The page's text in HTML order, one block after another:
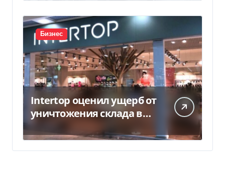
Бизнес
Intertop оценил ущерб от
уничтожения склада в
450 млн грн